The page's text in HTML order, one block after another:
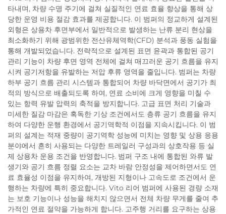
타내며, 차량 수명 주기에 걸쳐 실질적인 연료 효율 향상을 통해 상
당한 운영 비용 절감 효과를 제공합니다. 이 범퍼의 정교하게 설계된
외형은 상용차 후면부에서 일반적으로 발생하는 난류 분리 현상을
최소화하기 위해 광범위한 전산유체역학(CFD) 분석과 풍동 실험을
통해 개발되었습니다. 전략적으로 설계된 표면 윤곽과 통합된 공기
관리 기능이 차량 후면 영역 전체에 걸쳐 매끄러운 공기 흐름을 유지
시켜 공기저항을 유발하는 저압 후류 영역을 줄입니다. 범퍼는 차량
하부 공기 흐름 관리 시스템과 통합되어 차량 바닥면에서 공기가 최
적의 방식으로 배출되도록 하여, 연료 소비에 크게 영향을 미칠 수
있는 항력 유발 압력의 축적을 방지합니다. 고급 표면 처리 기술과
미세한 질감 마감은 혹독한 기상 조건에서도 층류 공기 흐름을 유지
하여 다양한 운행 환경에서 공기역학적 이점을 지속시킵니다. 이 범
퍼의 설계는 적재 중량이 공기역학 성능에 미치는 영향 및 상용 응용
분야에서 흔히 사용되는 다양한 트레일러 구성과의 상호작용 등 실
제 상용차 운용 조건을 반영합니다. 범퍼 구조 내에 통합된 와류 발
생기와 공기 흐름 정렬 요소는 교차 바람 안정성을 제어하면서도 연
료 효율성 이점을 유지하여, 개방된 지형이나 고속도로 조건에서 운
행하는 차량에 특히 중요합니다. Vito 리어 범퍼에 사용된 경량 소재
는 보호 기능이나 성능을 해치지 않으면서 전체 차량 무게를 줄여 추
가적인 연료 절약을 가능하게 합니다. 고주행 거리를 요구하는 상용